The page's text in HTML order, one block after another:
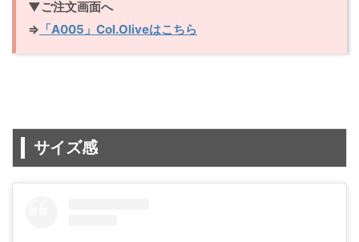
▼ご注文画面へ
⇒ 「A005」Col.Oliveはこちら
サイズ感